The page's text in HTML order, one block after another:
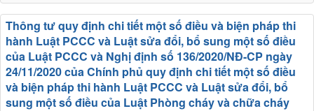
Thông tư quy định chi tiết một số điều và biện pháp thi
hành Luật PCCC và Luật sửa đổi, bổ sung một số điều
của Luật PCCC và Nghị định số 136/2020/NĐ-CP ngày
24/11/2020 của Chính phủ quy định chi tiết một số điều
và biện pháp thi hành Luật PCCC và Luật sửa đổi, bổ
sung một số điều của Luật Phòng cháy và chữa cháy